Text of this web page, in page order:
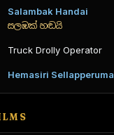
Salambak Handai
සලඹක් හඬයි
Truck Drolly Operator
Hemasiri Sellapperuma